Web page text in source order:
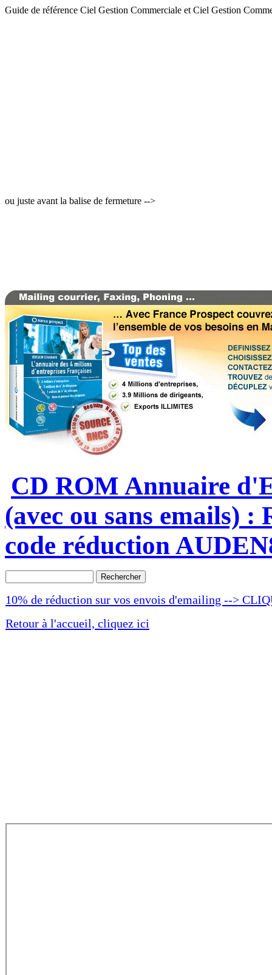
Guide de référence Ciel Gestion Commerciale et Ciel Gestion
ou juste avant la balise de fermeture -->
CD ROM Annuaire
(avec ou sans emails)
code réduction
10% de réduction sur vos envois d'emailing -->
Retour à l'accueil, cliquez ici